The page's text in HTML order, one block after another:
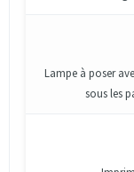
Lampe à poser
sous les